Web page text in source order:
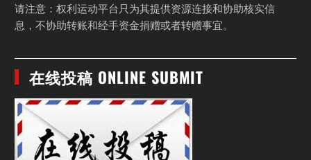
请注意：权利运动平台只为其提供资源连接和协助核实信
息，不协助转账和经手资金捐赠或者转赠事宜。
在线投稿 ONLINE SUBMIT